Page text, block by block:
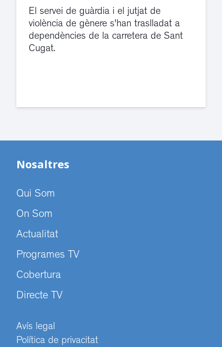
El servei de guàrdia i el jutjat de
violència de gènere s'han traslladat a
dependències de la carretera de Sant
Cugat.
Nosaltres
Qui Som
On Som
Actualitat
Programes TV
Cobertura
Directe TV
Avís legal
Política de privacitat